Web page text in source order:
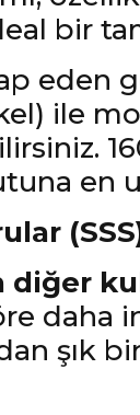
bir
eden
ile
diğer
daha
şık